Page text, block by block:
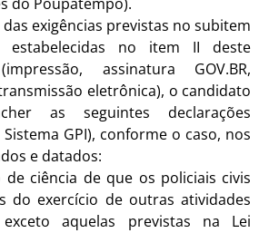
exigências previstas no subitem
estabelecidas no item II deste
assinatura GOV.BR,
eletrônica), o candidato
as seguintes declarações
GPI), conforme o caso, nos
e datados:
de ciência de que os policiais civis
do exercício de outras atividades
exceto aquelas previstas na Lei